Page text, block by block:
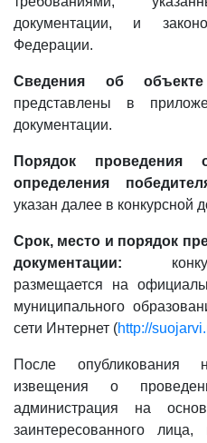
документации, и
Федерации.
Сведения об объекте
представлены в
документации.
Порядок проведения
определения
указан далее в конкурсной
Срок, место и порядок
документации:
размещается на
муниципального
сети Интернет (http://
После опубликования
извещения о
администрация на
заинтересованного